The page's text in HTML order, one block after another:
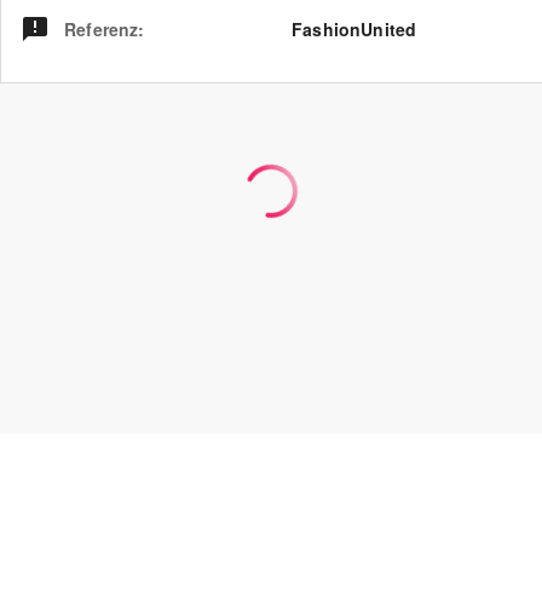
Referenz: FashionUnited